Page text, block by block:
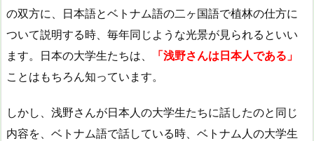
の双方に、日本語とベトナム語の二ヶ国語で植林の仕方に
ついて説明する時、毎年同じような光景が見られるといい
ます。日本の大学生たちは、
「浅野さんは日本人である」
ことはもちろん知っています。
しかし、浅野さんが日本人の大学生たちに話したのと同じ
内容を、ベトナム語で話している時、ベトナム人の大学生